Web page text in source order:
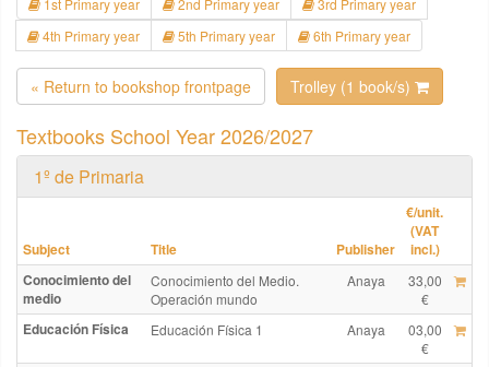
1st Primary year 2nd Primary year
3rd Primary year
4th Primary year
5th Primary year 6th Primary year
« Return to bookshop frontpage Trolley (1 book/s)
Textbooks School Year 2026/2027
1º de Primaria
Subject Title Publisher
€/unit.
(VAT
incl.)
Conocimiento del
medio
Conocimiento del Medio.
Operación mundo
Anaya
33,00
€
Educación Física Educación Física 1 Anaya
03,00
€